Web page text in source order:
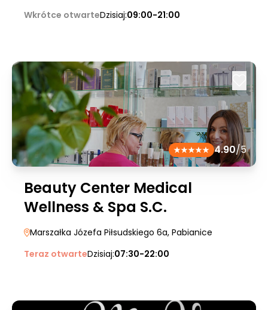
Wkrótce otwarteDzisiaj:09:00-21:00
4.90/5
Beauty Center Medical
Wellness & Spa S.C.
Marszałka Józefa Piłsudskiego 6a, Pabianice
Teraz otwarteDzisiaj:07:30-22:00